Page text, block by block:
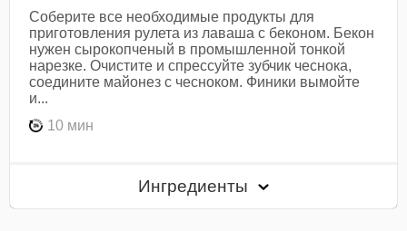
Соберите все необходимые продукты для
приготовления рулета из лаваша с беконом. Бекон
нужен сырокопченый в промышленной тонкой
нарезке. Очистите и спрессуйте зубчик чеснока,
соедините майонез с чесноком. Финики вымойте
и...
10 мин
Ингредиенты